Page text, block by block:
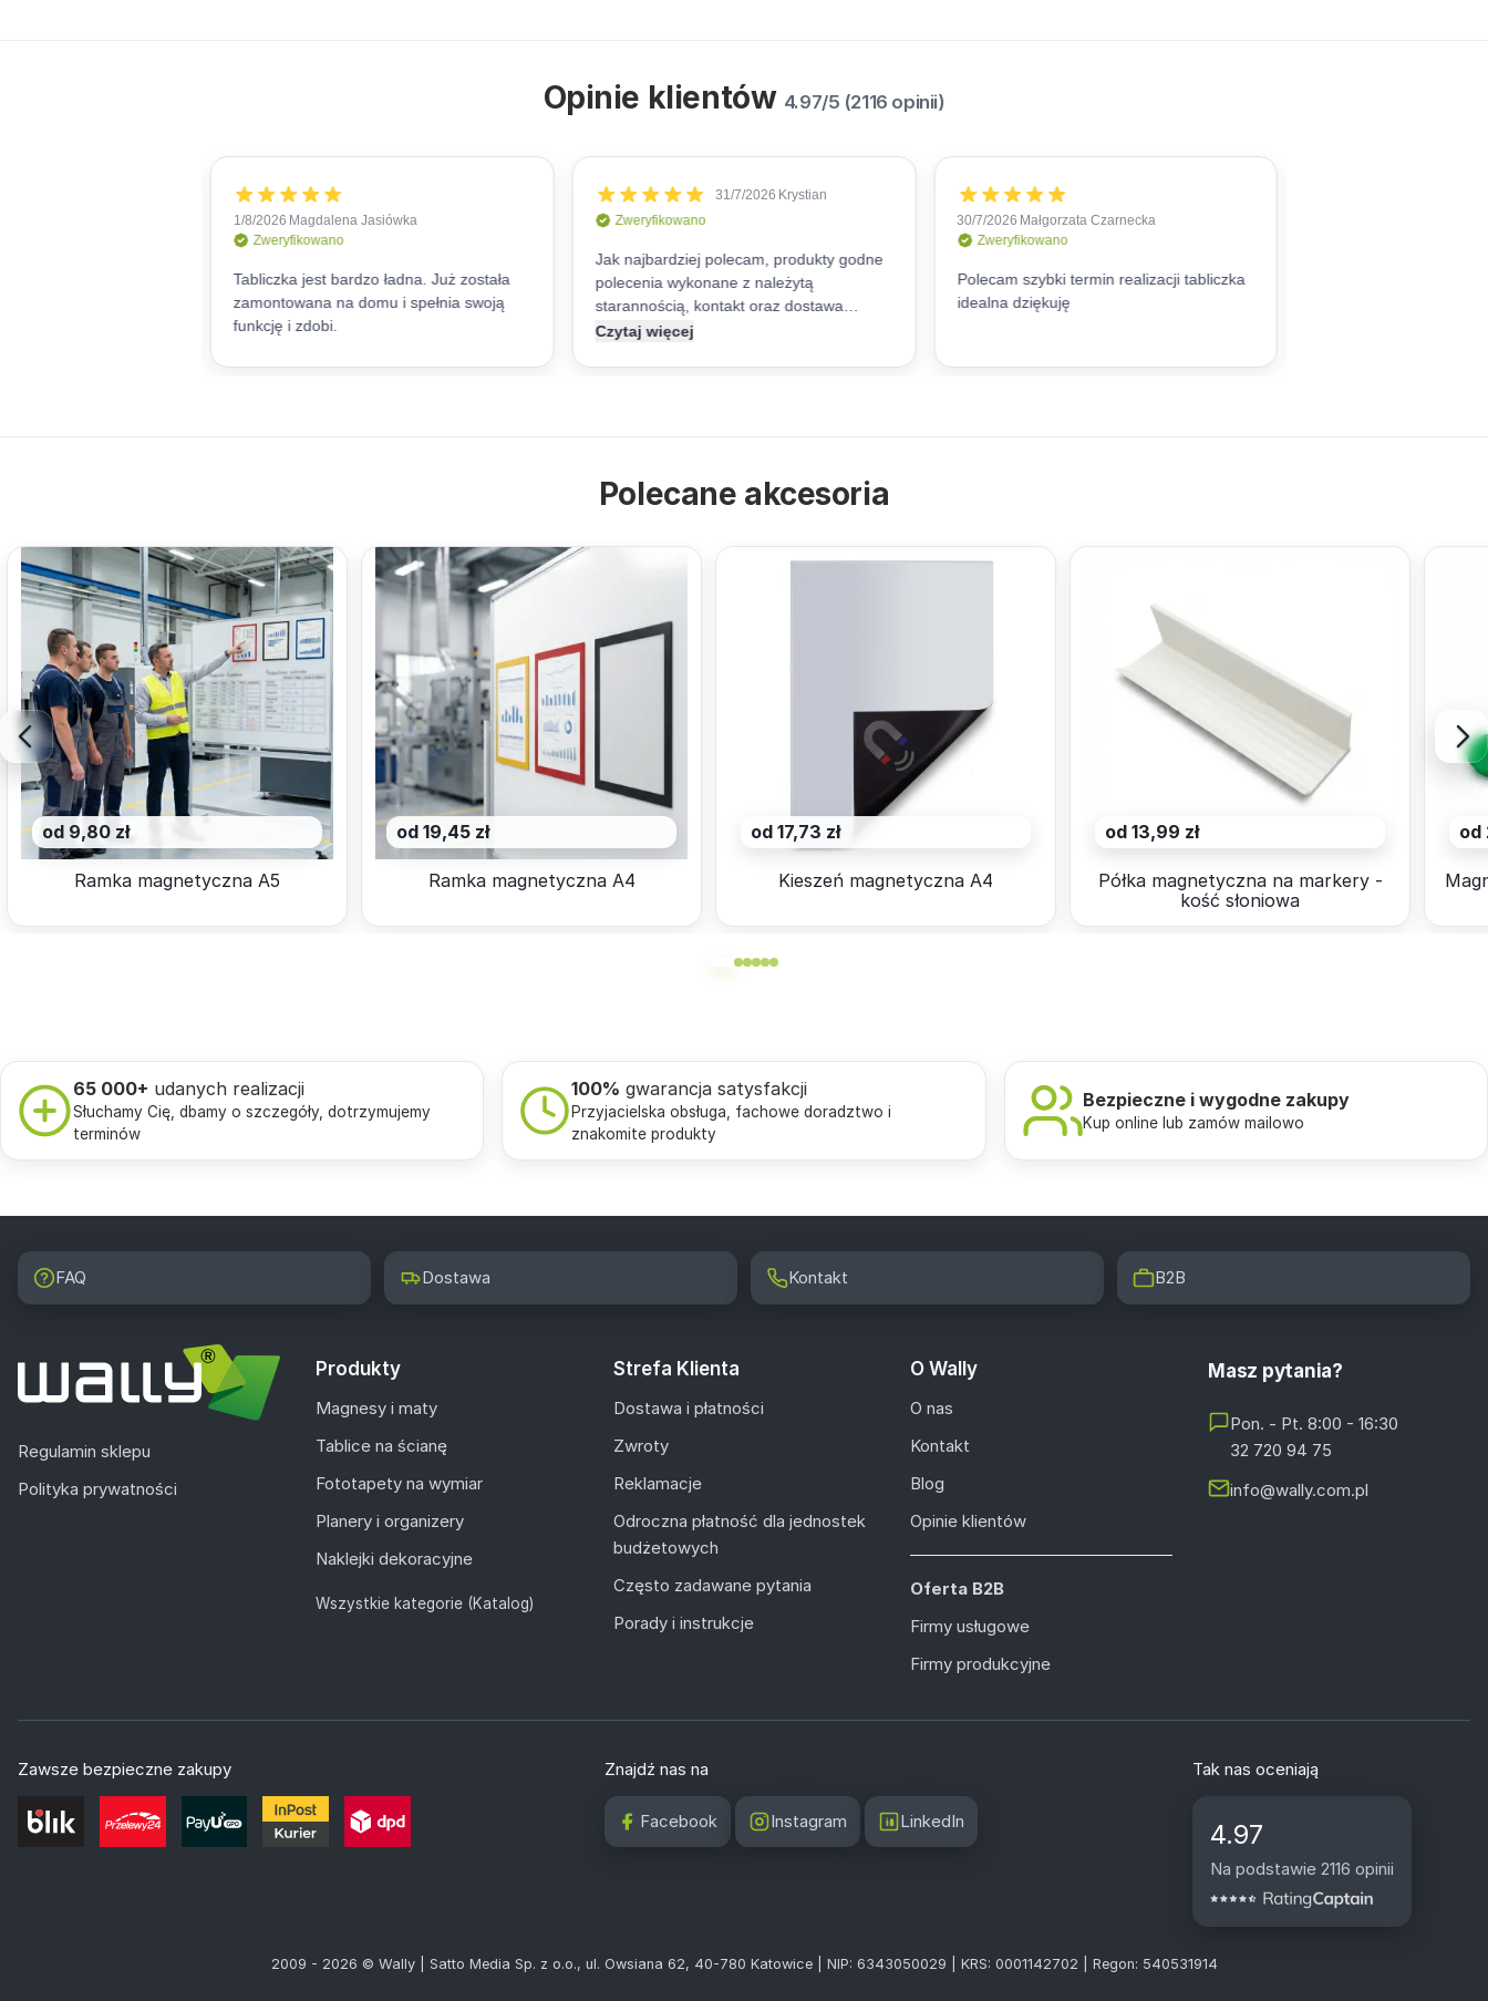
Opinie klientów 4.97/5 (2116 opinii)
Polecane akcesoria
od 9,80 zł
Ramka magnetyczna A5
od 19,45 zł
Ramka magnetyczna A4
od 17,73 zł
Kieszeń magnetyczna A4
od 13,99 zł
Półka magnetyczna na markery -
kość słoniowa
od
65 000+ udanych realizacji
Słuchamy Cię, dbamy o szczegóły, dotrzymujemy
terminów
100% gwarancja satysfakcji
Przyjacielska obsługa, fachowe doradztwo i
znakomite produkty
Bezpieczne i wygodne zakupy
Kup online lub zamów mailowo
FAQ Dostawa Kontakt B2B
Regulamin sklepu
Polityka prywatności
Produkty
Magnesy i maty
Tablice na ścianę
Fototapety na wymiar
Planery i organizery
Naklejki dekoracyjne
Wszystkie kategorie (Katalog)
Strefa Klienta
Dostawa i płatności
Zwroty
Reklamacje
Odroczna płatność dla jednostek
budżetowych
Często zadawane pytania
Porady i instrukcje
O Wally
O nas
Kontakt
Blog
Opinie klientów
Oferta B2B
Firmy usługowe
Firmy produkcyjne
Masz pytania?
Pon. - Pt. 8:00 - 16:30
32 720 94 75
info@wally.com.pl
Zawsze bezpieczne zakupy Znajdź nas na
Facebook Instagram LinkedIn
Tak nas oceniają
4.97
Na podstawie 2116 opinii
2009 - 2026 © Wally | Satto Media Sp. z o.o., ul. Owsiana 62, 40-780 Katowice | NIP: 6343050029 | KRS: 0001142702 | Regon: 540531914